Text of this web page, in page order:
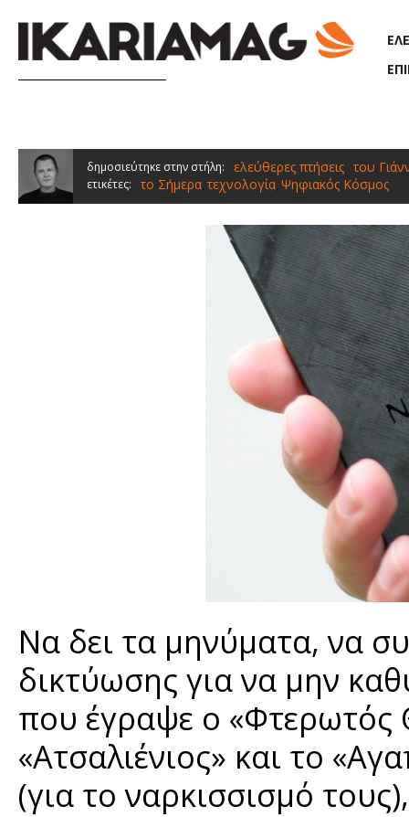
δημοσιεύτηκε στην στήλη: ελεύθερες πτήσεις του
ετικέτες: το Σήμερα, τεχνολογία, Ψηφιακός Κόσμος
Να δει τα μηνύματα, να
δικτύωσης για να μην
που έγραψε ο «Φτερωτός
«Ατσαλιένιος» και το
(για το ναρκισσισμό